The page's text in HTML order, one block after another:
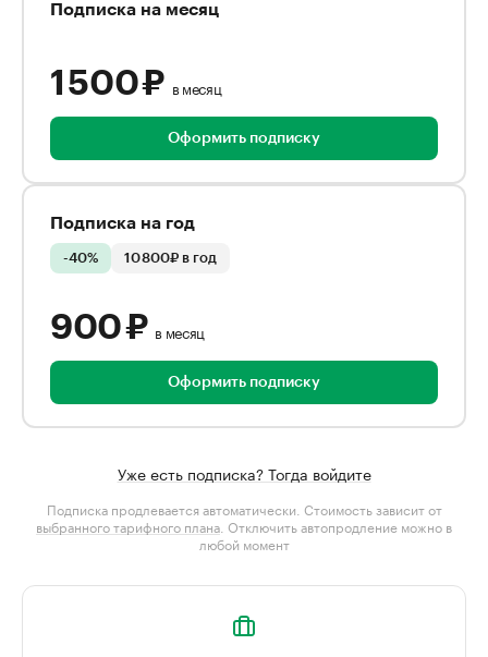
Подписка на месяц
1 500 ₽ в месяц
Оформить подписку
Подписка на год
-40% 10 800₽ в год
900 ₽ в месяц
Оформить подписку
Уже есть подписка? Тогда войдите
Подписка продлевается автоматически. Стоимость зависит от
выбранного тарифного плана . Отключить автопродление можно в
любой момент